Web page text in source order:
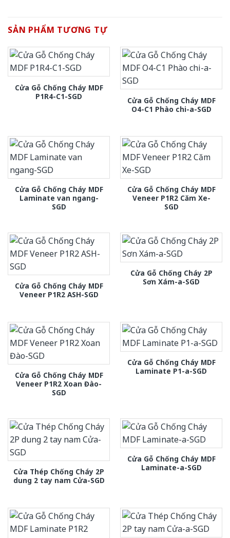
SẢN PHẨM TƯƠNG TỰ
Cửa Gỗ Chống Cháy MDF
P1R4-C1-SGD
Cửa Gỗ Chống Cháy MDF
O4-C1 Phào chi-a-SGD
Cửa Gỗ Chống Cháy MDF
Laminate van ngang-
SGD
Cửa Gỗ Chống Cháy MDF
Veneer P1R2 Căm Xe-
SGD
Cửa Gỗ Chống Cháy MDF
Veneer P1R2 ASH-SGD
Cửa Gỗ Chống Cháy 2P
Sơn Xám-a-SGD
Cửa Gỗ Chống Cháy MDF
Veneer P1R2 Xoan Đào-
SGD
Cửa Gỗ Chống Cháy MDF
Laminate P1-a-SGD
Cửa Thép Chống Cháy 2P
dung 2 tay nam Cửa-SGD
Cửa Gỗ Chống Cháy MDF
Laminate-a-SGD